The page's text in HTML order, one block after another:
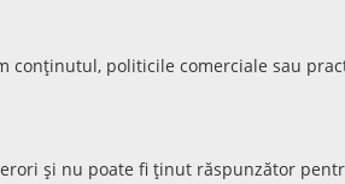
politicile comerciale sau
și nu poate fi ținut răspunzător